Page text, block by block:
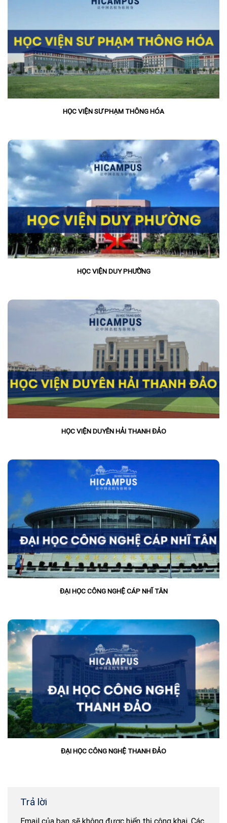
HỌC VIỆN SƯ PHẠM THÔNG HÓA
HỌC VIỆN DUY PHƯỜNG
HỌC VIỆN DUYÊN HẢI THANH ĐẢO
ĐẠI HỌC CÔNG NGHỆ CÁP NHĨ TÂN
ĐẠI HỌC CÔNG NGHỆ THANH ĐẢO
Trả lời